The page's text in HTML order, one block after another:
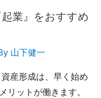
業』をおすすめ
山下健一
産形成は、早く始め
リットが働きます。